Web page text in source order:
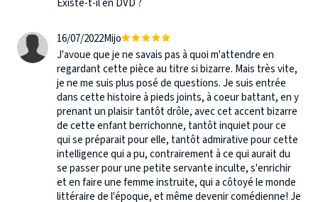
Existe-t-il en DVD ?
16/07/2022Mijo
J'avoue que je ne savais pas à quoi m'attendre en
regardant cette pièce au titre si bizarre. Mais très vite,
je ne me suis plus posé de questions. Je suis entrée
dans cette histoire à pieds joints, à coeur battant, en y
prenant un plaisir tantôt drôle, avec cet accent bizarre
de cette enfant berrichonne, tantôt inquiet pour ce
qui se préparait pour elle, tantôt admirative pour cette
intelligence qui a pu, contrairement à ce qui aurait du
se passer pour une petite servante inculte, s'enrichir
et en faire une femme instruite, qui a côtoyé le monde
littéraire de l'époque, et même devenir comédienne! Je